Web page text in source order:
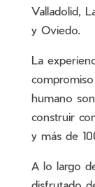
Valladolid,
y Oviedo.
La
humano
construir
y más de
A lo largo